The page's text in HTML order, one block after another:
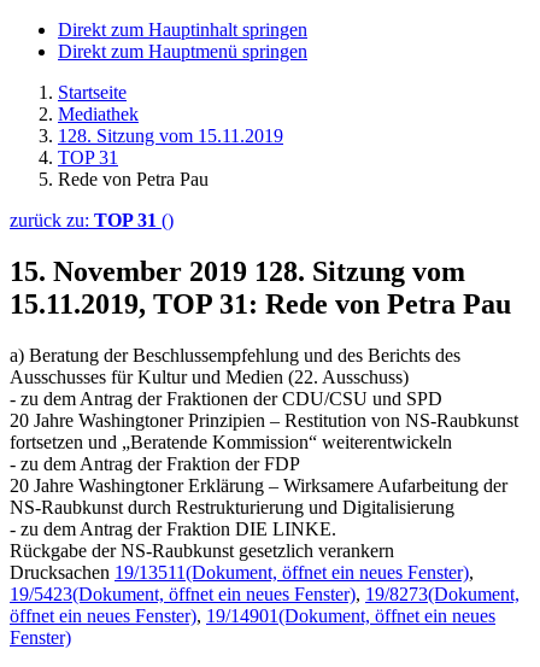
Direkt zum Hauptinhalt springen
Direkt zum Hauptmenü springen
Startseite
Mediathek
128. Sitzung vom 15.11.2019
TOP 31
Rede von Petra Pau
zurück zu: TOP 31 ()
15. November 2019 128. Sitzung vom
15.11.2019, TOP 31: Rede von Petra Pau
a) Beratung der Beschlussempfehlung und des Berichts des
Ausschusses für Kultur und Medien (22. Ausschuss)
- zu dem Antrag der Fraktionen der CDU/CSU und SPD
20 Jahre Washingtoner Prinzipien – Restitution von NS-Raubkunst
fortsetzen und „Beratende Kommission“ weiterentwickeln
- zu dem Antrag der Fraktion der FDP
20 Jahre Washingtoner Erklärung – Wirksamere Aufarbeitung der
NS-Raubkunst durch Restrukturierung und Digitalisierung
- zu dem Antrag der Fraktion DIE LINKE.
Rückgabe der NS-Raubkunst gesetzlich verankern
Drucksachen 19/13511(Dokument, öffnet ein neues Fenster),
19/5423(Dokument, öffnet ein neues Fenster), 19/8273(Dokument,
öffnet ein neues Fenster), 19/14901(Dokument, öffnet ein neues
Fenster)